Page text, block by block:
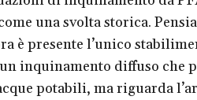
una svolta storica.
è presente l’unico
un inquinamento diffuso che
potabili, ma riguarda